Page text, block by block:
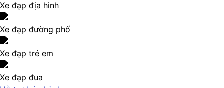
Xe đạp địa hình
Xe đạp đường phố
Xe đạp trẻ em
Xe đạp đua